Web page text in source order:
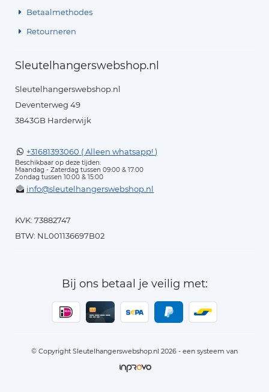
Betaalmethodes
Retourneren
Sleutelhangerswebshop.nl
Sleutelhangerswebshop.nl
Deventerweg 49
3843GB Harderwijk
+31681393060 ( Alleen whatsapp! )
Beschikbaar op deze tijden:
Maandag - Zaterdag tussen 09:00 & 17:00
Zondag tussen 10:00 & 15:00
info@sleutelhangerswebshop.nl
KVK: 73882747
BTW: NL001136697B02
Bij ons betaal je veilig met:
© Copyright Sleutelhangerswebshop.nl 2026 - een systeem van